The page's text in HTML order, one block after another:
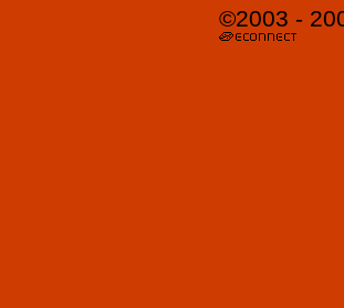
©2003 -